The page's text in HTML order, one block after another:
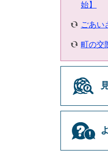
始】
ごあい
町の交